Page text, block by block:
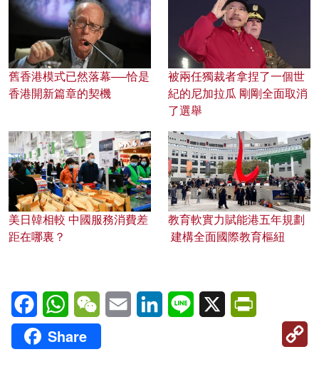
舊香港模式已然落幕──恰是
香港開新篇章的契機
被兩任獨裁者拿捏了一個世
紀的尼加拉瓜 剛剛全面取消
了選舉
美日韓相較 中國服務消費差
距在哪裏？
教育軟實力賦能港五年規劃
建構全面國際教育樞紐
FacebookWhatsAppWeChatEmail LinkedInLine X
Share